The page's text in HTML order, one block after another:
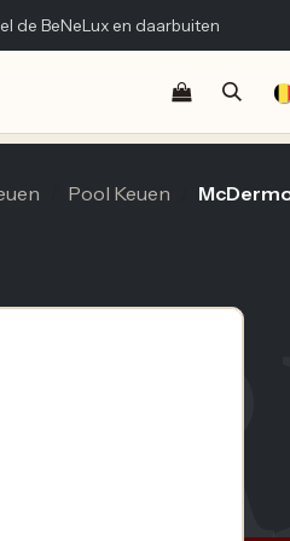
de BeNeLux en daarbuiten
Documentatie
Pool Keuen